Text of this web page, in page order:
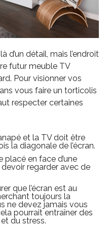
d’un détail, mais l’endroit
futur meuble TV
Pour visionner vos
vous faire un torticolis
respecter certaines
et la TV doit être
la diagonale de l’écran.
placé en face d’une
regarder avec de
que l’écran est au
toujours la
ne devez jamais vous
pourrait entraîner des
du stress.